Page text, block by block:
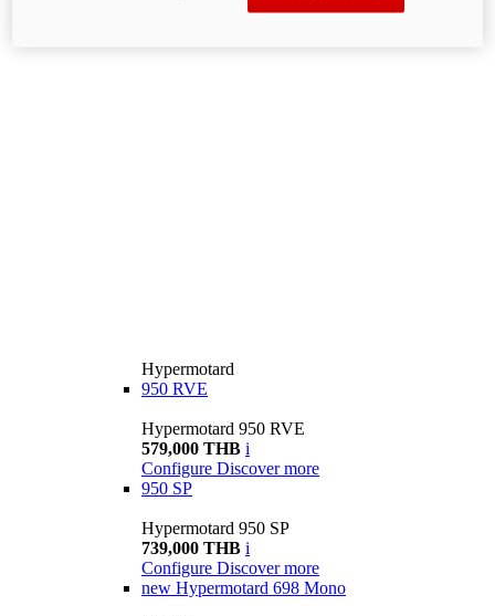
Hypermotard
950 RVE
Hypermotard 950 RVE
579,000 THB i
Configure Discover more
950 SP
Hypermotard 950 SP
739,000 THB i
Configure Discover more
new Hypermotard 698 Mono